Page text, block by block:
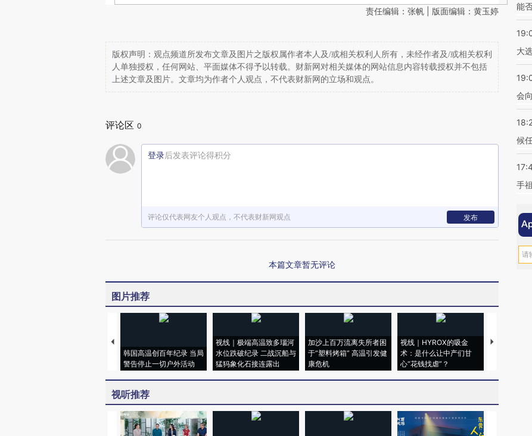
责任编辑：张帆 | 版面编辑：黄玉婷
版权声明：观点频道所发布文章及图片之版权属作者本人及/或相关权利人所有，未经作者及/或相关权利
人单独授权，任何网站、平面媒体不得予以转载。财新网对相关媒体的网站信息内容转载授权并不包括
上述文章及图片。文章均为作者个人观点，不代表财新网的立场和观点。
评论区 0
登录后发表评论得积分
评论仅代表网友个人观点，不代表财新网观点 发布
本篇文章暂无评论
图片推荐
韩国高温创百年纪录 当局
警告停止一切户外活动
视线｜极端高温致多瑙河
水位跌破纪录 二战沉船与
猛犸象化石接连露出
加沙上百万流离失所者困
于“塑料烤箱” 高温引发健
康危机
视线｜HYROX的吸金
术：是什么让中产们甘
心“花钱找虐”？
马航飞行员
视听推荐
能
大
会
候
手